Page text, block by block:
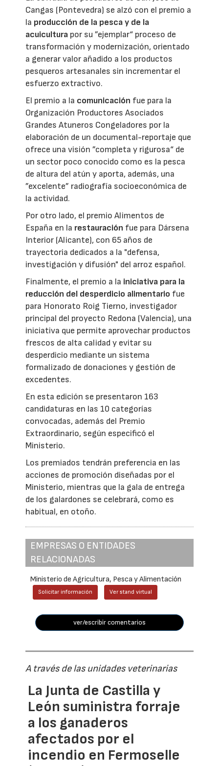
Cangas (Pontevedra) se alzó con el premio a
la producción de la pesca y de la
acuicultura por su ”ejemplar“ proceso de
transformación y modernización, orientado
a generar valor añadido a los productos
pesqueros artesanales sin incrementar el
esfuerzo extractivo.
El premio a la comunicación fue para la
Organización Productores Asociados
Grandes Atuneros Congeladores por la
elaboración de un documental-reportaje que
ofrece una visión ”completa y rigurosa“ de
un sector poco conocido como es la pesca
de altura del atún y aporta, además, una
”excelente” radiografía socioeconómica de
la actividad.
Por otro lado, el premio Alimentos de
España en la restauración fue para Dársena
Interior (Alicante), con 65 años de
trayectoria dedicados a la "defensa,
investigación y difusión" del arroz español.
Finalmente, el premio a la iniciativa para la
reducción del desperdicio alimentario fue
para Honorato Roig Tierno, investigador
principal del proyecto Redona (Valencia), una
iniciativa que permite aprovechar productos
frescos de alta calidad y evitar su
desperdicio mediante un sistema
formalizado de donaciones y gestión de
excedentes.
En esta edición se presentaron 163
candidaturas en las 10 categorías
convocadas, además del Premio
Extraordinario, según especificó el
Ministerio.
Los premiados tendrán preferencia en las
acciones de promoción diseñadas por el
Ministerio, mientras que la gala de entrega
de los galardones se celebrará, como es
habitual, en otoño.
EMPRESAS O ENTIDADES
RELACIONADAS
Ministerio de Agricultura, Pesca y Alimentación
Solicitar información Ver stand virtual
ver/escribir comentarios
A través de las unidades veterinarias
La Junta de Castilla y
León suministra forraje
a los ganaderos
afectados por el
incendio en Fermoselle